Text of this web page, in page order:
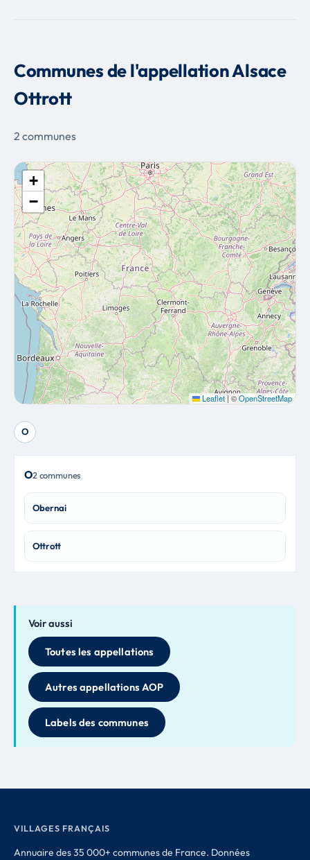
Communes de l'appellation Alsace
Ottrott
2 communes
+
−
Leaflet| ©OpenStreetMap
O
O2 communes
Obernai
Ottrott
Voir aussi
Toutes les appellations
Autres appellations AOP
Labels des communes
VILLAGES FRANÇAIS
Annuaire des 35 000+ communes de France. Données